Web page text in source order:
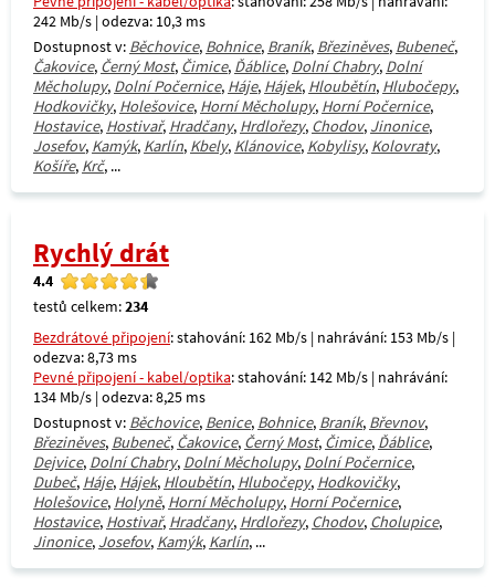
242 Mb/s | odezva: 10,3 ms
Dostupnost v: Běchovice, Bohnice, Braník, Březiněves, Bubeneč,
Čakovice, Černý Most, Čimice, Ďáblice, Dolní Chabry, Dolní
Měcholupy, Dolní Počernice, Háje, Hájek, Hloubětín, Hlubočepy,
Hodkovičky, Holešovice, Horní Měcholupy, Horní Počernice,
Hostavice, Hostivař, Hradčany, Hrdlořezy, Chodov, Jinonice,
Josefov, Kamýk, Karlín, Kbely, Klánovice, Kobylisy, Kolovraty,
Košíře, Krč, ...
Rychlý drát
4.4
testů celkem:234
Bezdrátové připojení: stahování: 162 Mb/s | nahrávání: 153 Mb/s |
odezva: 8,73 ms
Pevné připojení - kabel/optika: stahování: 142 Mb/s | nahrávání:
134 Mb/s | odezva: 8,25 ms
Dostupnost v: Běchovice, Benice, Bohnice, Braník, Břevnov,
Březiněves, Bubeneč, Čakovice, Černý Most, Čimice, Ďáblice,
Dejvice, Dolní Chabry, Dolní Měcholupy, Dolní Počernice,
Dubeč, Háje, Hájek, Hloubětín, Hlubočepy, Hodkovičky,
Holešovice, Holyně, Horní Měcholupy, Horní Počernice,
Hostavice, Hostivař, Hradčany, Hrdlořezy, Chodov, Cholupice,
Jinonice, Josefov, Kamýk, Karlín, ...